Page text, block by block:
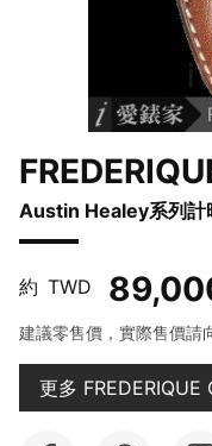
Austin Healey系列
約 TWD
建議零售價，實際售價請
更多